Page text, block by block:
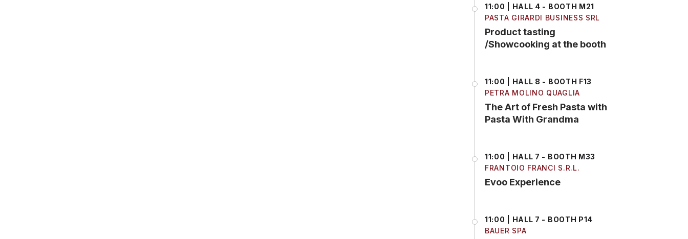
11:00 | HALL 4 - BOOTH M21
PASTA GIRARDI BUSINESS SRL
Product tasting
/Showcooking at the booth
11:00 | HALL 8 - BOOTH F13
PETRA MOLINO QUAGLIA
The Art of Fresh Pasta with
Pasta With Grandma
11:00 | HALL 7 - BOOTH M33
FRANTOIO FRANCI S.R.L.
Evoo Experience
11:00 | HALL 7 - BOOTH P14
BAUER SPA